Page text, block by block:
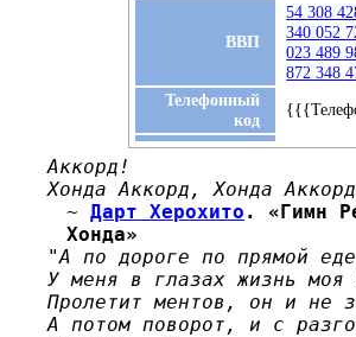
ВВП
54 308
340 052
023 489
872 348
Телефонный
код
Аккорд!
Хонда Аккорд, Хонда
~ Дарт Херохито . «Гимн
Хонда»
"А по дороге по прямой
У меня в глазах жизнь моя
Пролетит ментов, он и не
А потом поворот, и с